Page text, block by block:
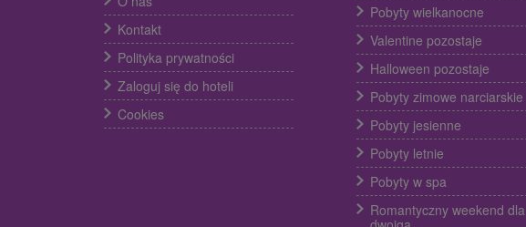
Kontakt
Polityka prywatności
Zaloguj się do hoteli
Cookies
Pobyty wielkanocne
Valentine pozostaje
Halloween pozostaje
Pobyty zimowe narciarskie
Pobyty jesienne
Pobyty letnie
Pobyty w spa
Romantyczny weekend dla